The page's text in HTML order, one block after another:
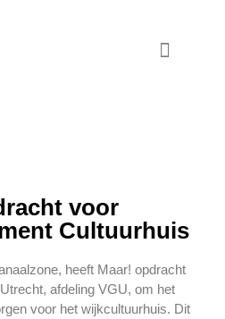
voor
Cultuurhuis
heeft Maar! opdracht
afdeling VGU, om het
voor het wijkcultuurhuis. Dit